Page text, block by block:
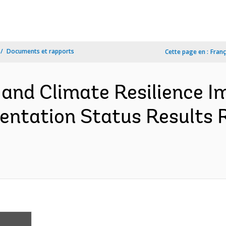
Documents et rapports Cette page en :
Climate Resilience
Status Results